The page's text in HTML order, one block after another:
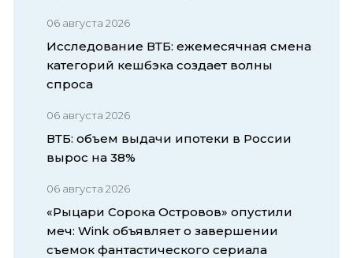
06 августа 2026
Исследование ВТБ: ежемесячная смена
категорий кешбэка создает волны
спроса
06 августа 2026
ВТБ: объем выдачи ипотеки в России
вырос на 38%
06 августа 2026
«Рыцари Сорока Островов» опустили
меч: Wink объявляет о завершении
съемок фантастического сериала